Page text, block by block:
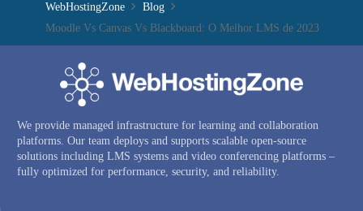
WebHostingZone
Blog
Moodle Vs Canvas Vs Blackboard: O Melhor LMS de 2023
We provide managed infrastructure for learning and collaboration
platforms. Our team deploys and supports scalable open-source
solutions including LMS systems and video conferencing platforms –
fully optimized for performance, security, and reliability.